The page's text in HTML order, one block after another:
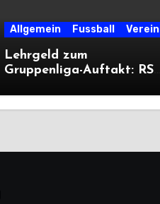
Allgemein Fussball Verein
Lehrgeld zum
Gruppenliga-Auftakt: RSV
deutlich